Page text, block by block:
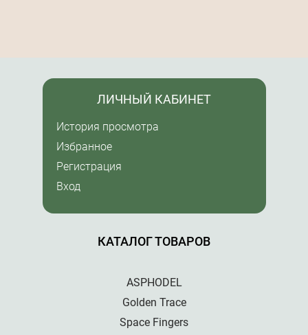
КАТАЛОГ ТОВАРОВ
ASPHODEL
Golden Trace
Space Fingers
ЛИЧНЫЙ КАБИНЕТ
История просмотра
Избранное
Регистрация
Вход